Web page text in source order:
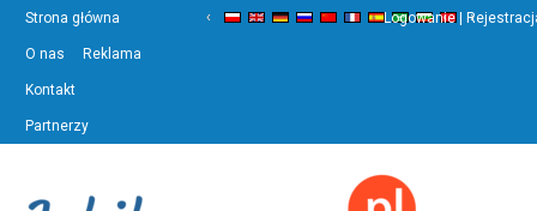
Strona główna
O nas Reklama
Kontakt
Partnerzy
‹ ›
Logowanie |